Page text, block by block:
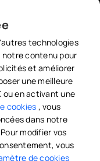
technologies
notre contenu pour
et améliorer
une meilleure
ou en activant une
cookies , vous
dans notre
modifier vos
vous
de cookies